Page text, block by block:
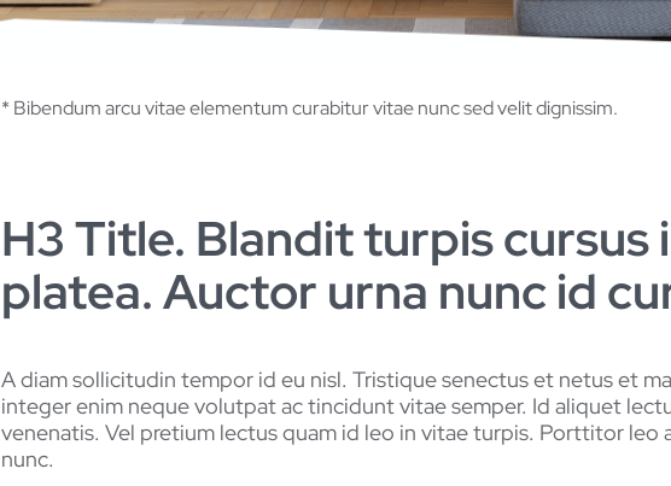
* Bibendum arcu vitae elementum curabitur vitae nunc sed velit dignissim.
H3 Title. Blandit turpis cursus
platea. Auctor urna nunc id
A diam sollicitudin tempor id eu nisl. Tristique senectus et netus et
integer enim neque volutpat ac tincidunt vitae semper. Id aliquet
venenatis. Vel pretium lectus quam id leo in vitae turpis. Porttitor leo
nunc.